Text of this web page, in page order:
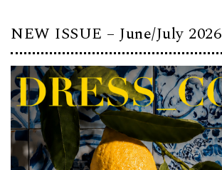
NEW ISSUE – June/July 2026